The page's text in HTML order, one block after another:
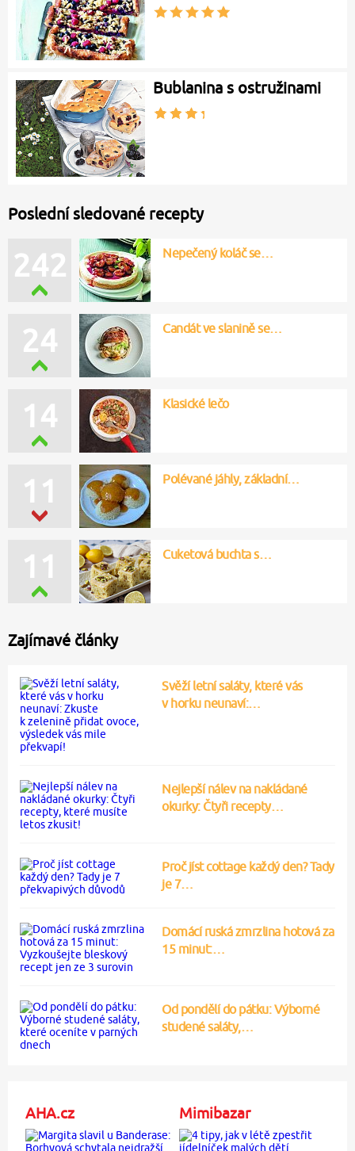
Bublanina s ostružinami
Poslední sledované recepty
242 Nepečený koláč se…
24 Candát ve slanině se…
14 Klasické lečo
11 Polévané jáhly, základní…
11 Cuketová buchta s…
Zajímavé články
Svěží letní saláty, které vás
v horku neunaví:…
Nejlepší nálev na nakládané
okurky: Čtyři recepty…
Proč jíst cottage každý den? Tady
je 7…
Domácí ruská zmrzlina hotová za
15 minut:…
Od pondělí do pátku: Výborné
studené saláty,…
AHA.cz Mimibazar